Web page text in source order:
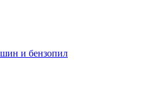
и бензопил